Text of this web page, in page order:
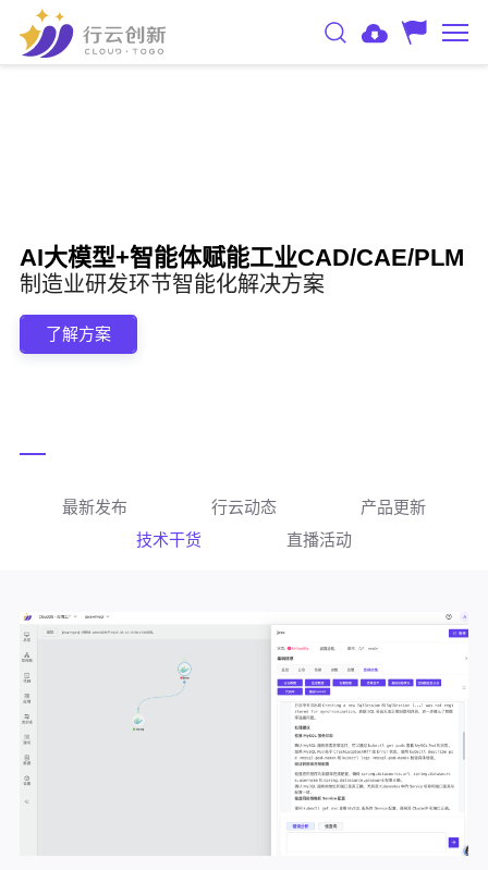
AI大模型+智能体赋能工业CAD/CAE/PLM
制造业研发环节智能化解决方案
了解方案
最新发布 行云动态
产品更新
技术干货
直播活动